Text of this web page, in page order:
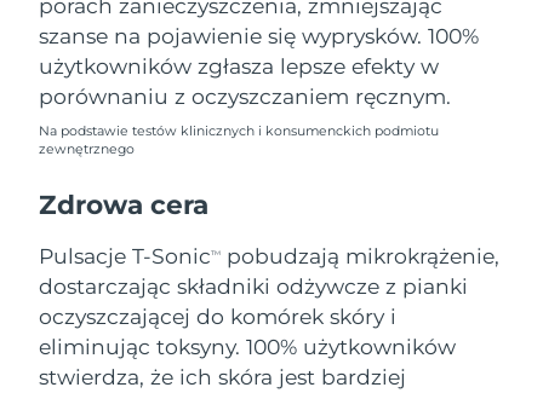
porach zanieczyszczenia, zmniejszając
szanse na pojawienie się wyprysków. 100%
użytkowników zgłasza lepsze efekty w
porównaniu z oczyszczaniem ręcznym.
Na podstawie testów klinicznych i konsumenckich podmiotu
zewnętrznego
Zdrowa cera
Pulsacje T-SonicTM
pobudzają mikrokrążenie,
dostarczając składniki odżywcze z pianki
oczyszczającej do komórek skóry i
eliminując toksyny. 100% użytkowników
stwierdza, że ich skóra jest bardziej
Holandia
Oczekiwany czas dostawy
09/08/2026
Nowa Zelandia
Oczekiwany czas dostawy
09/08/2026
Norwegia
Oman
Oczekiwany czas dostawy
12/08/2026
Filipiny
Oczekiwany czas dostawy
12/08/2026